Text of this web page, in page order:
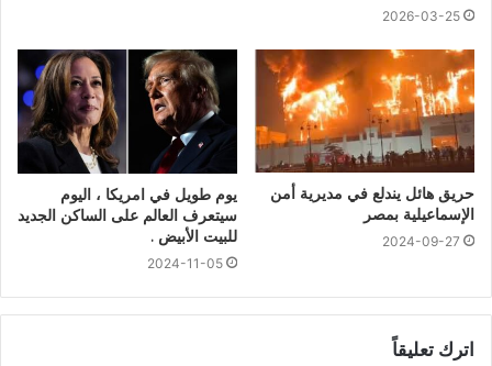
2026-03-25
حريق هائل يندلع في مديرية أمن
الإسماعيلية بمصر
2024-09-27
يوم طويل في امريكا ، اليوم
سيتعرف العالم على الساكن الجديد
للبيت الأبيض .
2024-11-05
اترك تعليقاً